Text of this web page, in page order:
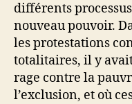
différents
nouveau pouvoir.
les protestations
totalitaires, il y
rage contre la
l’exclusion, et où